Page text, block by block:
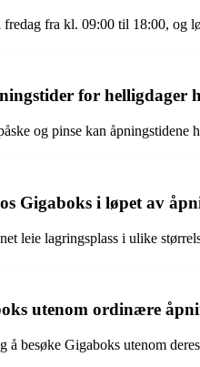
fra kl. 09:00 til 18:00, og
for helligdager
og pinse kan
Gigaboks i løpet av
leie lagringsplass i ulike
utenom ordinære
å besøke Gigaboks utenom